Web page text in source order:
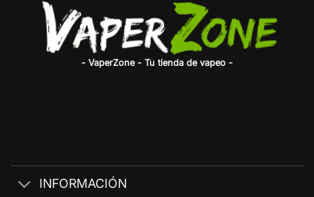
- VaperZone - Tu tienda de vapeo -
INFORMACIÓN